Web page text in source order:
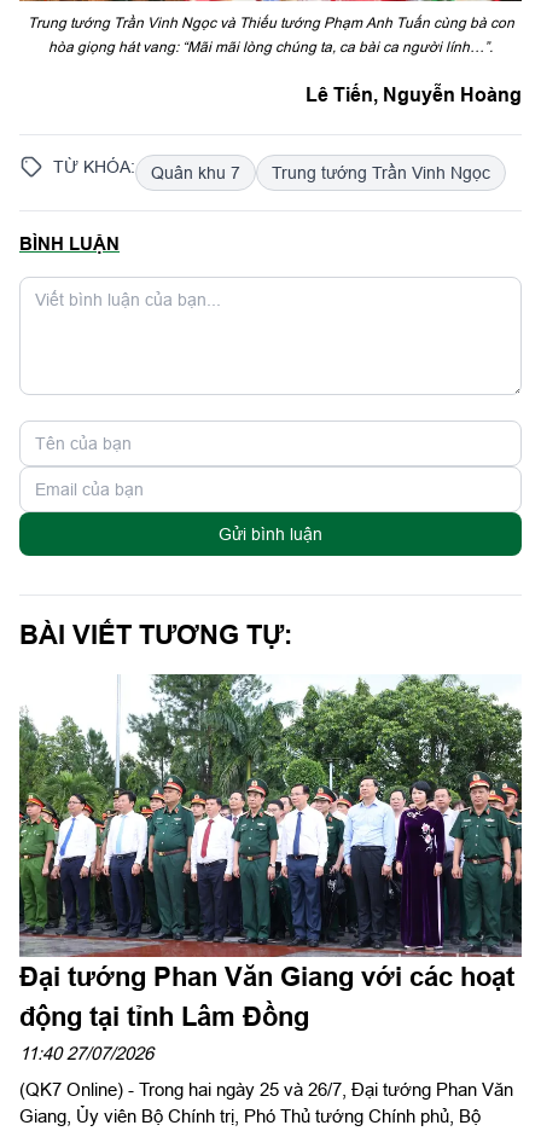
Trung tướng Trần Vinh Ngọc và Thiếu tướng Phạm Anh Tuấn cùng bà con
hòa giọng hát vang: “Mãi mãi lòng chúng ta, ca bài ca người lính…”.
Lê Tiến, Nguyễn Hoàng
TỪ KHÓA: Quân khu 7 Trung tướng Trần Vinh Ngọc
BÌNH LUẬN
Gửi bình luận
BÀI VIẾT TƯƠNG TỰ:
Đại tướng Phan Văn Giang với các hoạt
động tại tỉnh Lâm Đồng
11:40 27/07/2026
(QK7 Online) - Trong hai ngày 25 và 26/7, Đại tướng Phan Văn
Giang, Ủy viên Bộ Chính trị, Phó Thủ tướng Chính phủ, Bộ